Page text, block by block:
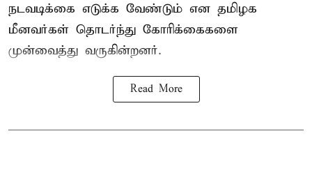
நடவடிக்கை எடுக்க வேண்டும் என தமிழக
மீனவர்கள் தொடர்ந்து கோரிக்கைகளை
முன்வைத்து வருகின்றனர்.
Read More